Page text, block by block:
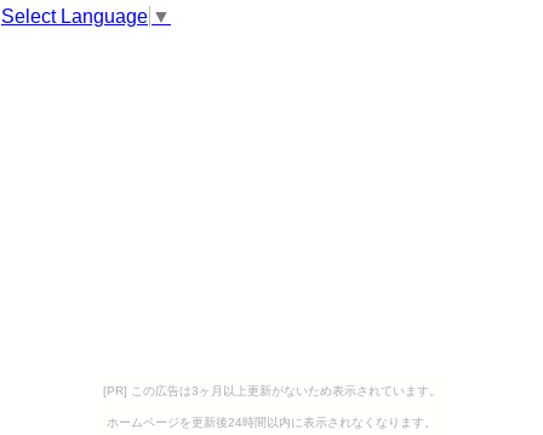
Select Language ▼
[PR] この広告は3ヶ月以上更新がないため表示されています。
ホームページを更新後24時間以内に表示されなくなります。